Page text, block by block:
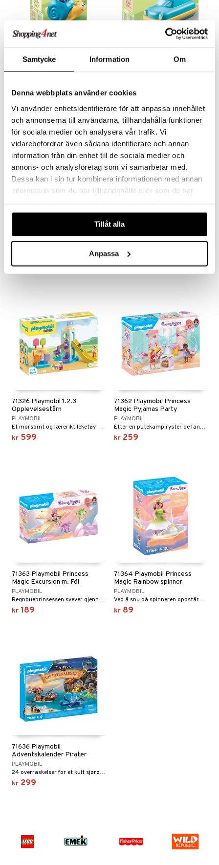
Samtycke Information Om
Denna webbplats använder cookies
Vi använder enhetsidentifierare för att anpassa innehållet
och annonserna till användarna, tillhandahålla funktioner
för sociala medier och analysera vår trafik. Vi
vidarebefordrar även sådana identifierare och annan
information från din enhet till de sociala medier och
annons- och analysföretag som vi samarbetar med.
Dessa kan i sin tur kombinera informationen med annan
information som du har tillhandahållit eller som de har
våra cookies vid fortsatt användande av vår webbplats.
Tillåt alla
Anpassa
71322 Playmobil 1.2.3
Svingsnegl med rangle
PLAYMOBIL
kr 99
71323 Playmobil 1.2.3 Push
& Go Car
kr 149
Nummerkarusell
Her kan barna lære om tall på en leken måte.
kr 229
71325 Playmobil 1.2.3
Lastebil med smultringer
kr 389
71326 Playmobil 1.2.3
Opplevelsestårn
PLAYMOBIL
Et morsomt og lærerikt leketøy med iskremtema.
kr 599
71362 Playmobil Princess
Magic Pyjamas Party
PLAYMOBIL
Etter en putekamp ryster de fantastiske skysengene dine beste venner i søvn.
kr 259
71363 Playmobil Princess
Magic Excursion m. Föl
PLAYMOBIL
Regnbueprinsessen svever gjennom luften med Pegasus-føllene sine!
kr 189
71364 Playmobil Princess
Magic Rainbow spinner
PLAYMOBIL
Ved å snu på spinneren oppstår en magisk regnbueeffekt!
kr 89
71636 Playmobil
Adventskalender Pirater
PLAYMOBIL
24 overraskelser for et kult sjørøvereventyr!
kr 299